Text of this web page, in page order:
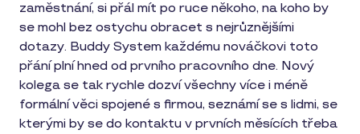
zaměstnání, si přál mít po ruce někoho, na koho by
se mohl bez ostychu obracet s nejrůznějšími
dotazy. Buddy System každému nováčkovi toto
přání plní hned od prvního pracovního dne. Nový
kolega se tak rychle dozví všechny více i méně
formální věci spojené s firmou, seznámí se s lidmi, se
kterými by se do kontaktu v prvních měsících třeba